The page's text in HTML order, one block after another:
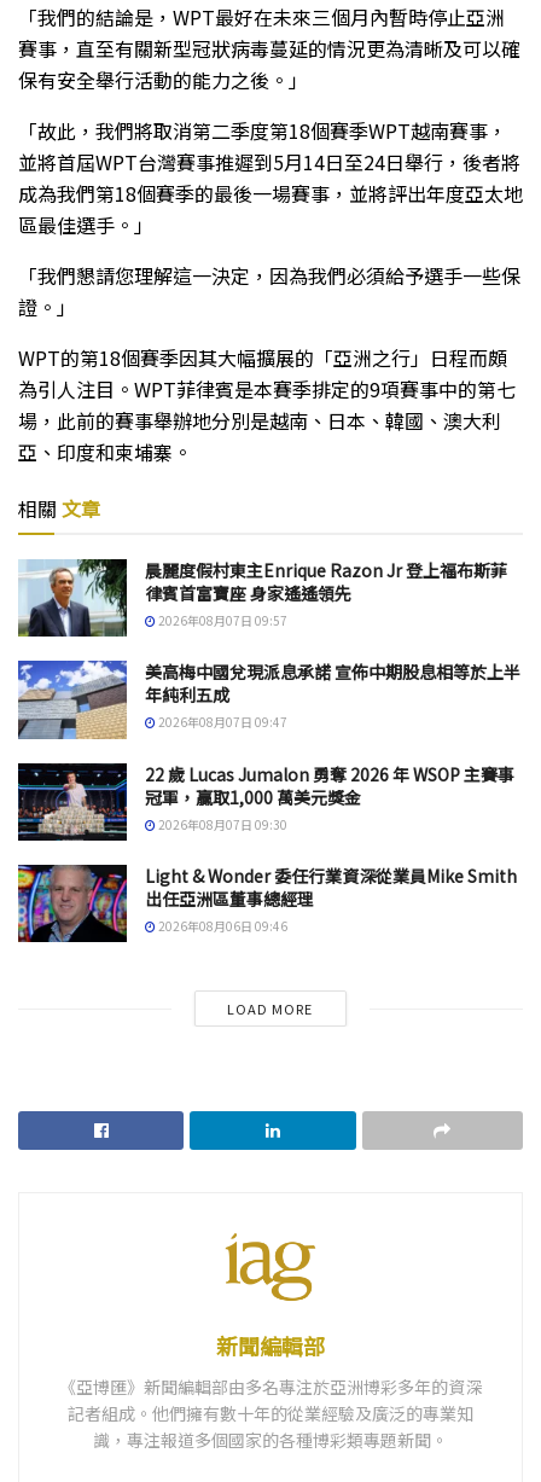
「我們的結論是，WPT最好在未來三個月內暫時停止亞洲
賽事，直至有關新型冠狀病毒蔓延的情況更為清晰及可以確
保有安全舉行活動的能力之後。」
「故此，我們將取消第二季度第18個賽季WPT越南賽事，
並將首屆WPT台灣賽事推遲到5月14日至24日舉行，後者將
成為我們第18個賽季的最後一場賽事，並將評出年度亞太地
區最佳選手。」
「我們懇請您理解這一決定，因為我們必須給予選手一些保
證。」
WPT的第18個賽季因其大幅擴展的「亞洲之行」日程而頗
為引人注目。WPT菲律賓是本賽季排定的9項賽事中的第七
場，此前的賽事舉辦地分別是越南、日本、韓國、澳大利
亞、印度和柬埔寨。
相關 文章
晨麗度假村東主Enrique Razon Jr 登上福布斯菲
律賓首富寶座 身家遙遙領先
2026年08月07日 09:57
美高梅中國兌現派息承諾 宣佈中期股息相等於上半
年純利五成
2026年08月07日 09:47
22 歲 Lucas Jumalon 勇奪 2026 年 WSOP 主賽事
冠軍，贏取1,000 萬美元獎金
2026年08月07日 09:30
Light & Wonder 委任行業資深從業員Mike Smith
出任亞洲區董事總經理
2026年08月06日 09:46
LOAD MORE
新聞編輯部
《亞博匯》新聞編輯部由多名專注於亞洲博彩多年的資深
記者組成。他們擁有數十年的從業經驗及廣泛的專業知
識，專注報道多個國家的各種博彩類專題新聞。